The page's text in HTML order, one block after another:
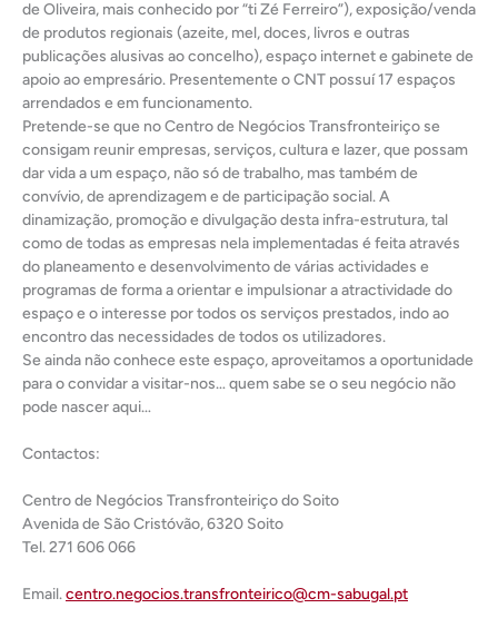
de Oliveira, mais conhecido por “ti Zé Ferreiro”), exposição/venda
de produtos regionais (azeite, mel, doces, livros e outras
publicações alusivas ao concelho), espaço internet e gabinete de
apoio ao empresário. Presentemente o CNT possuí 17 espaços
arrendados e em funcionamento.
Pretende-se que no Centro de Negócios Transfronteiriço se
consigam reunir empresas, serviços, cultura e lazer, que possam
dar vida a um espaço, não só de trabalho, mas também de
convívio, de aprendizagem e de participação social. A
dinamização, promoção e divulgação desta infra-estrutura, tal
como de todas as empresas nela implementadas é feita através
do planeamento e desenvolvimento de várias actividades e
programas de forma a orientar e impulsionar a atractividade do
espaço e o interesse por todos os serviços prestados, indo ao
encontro das necessidades de todos os utilizadores.
Se ainda não conhece este espaço, aproveitamos a oportunidade
para o convidar a visitar-nos… quem sabe se o seu negócio não
pode nascer aqui…
Contactos:
Centro de Negócios Transfronteiriço do Soito
Avenida de São Cristóvão, 6320 Soito
Tel. 271 606 066
Email.centro.negocios.transfronteirico@cm-sabugal.pt